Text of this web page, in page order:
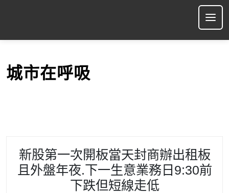
p
城市在呼吸
新股第一次開板當天封商辦出租板
且外盤年夜.下一生意業務日9:30前
下跌但短線走低